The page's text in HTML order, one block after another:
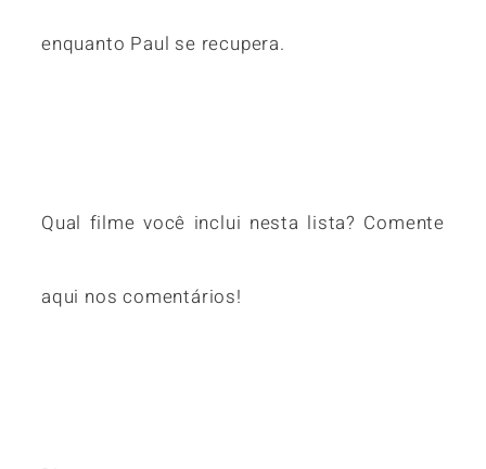
enquanto Paul se recupera.
Qual filme você inclui nesta lista? Comente
aqui nos comentários!